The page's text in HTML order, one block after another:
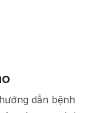
dẫn bệnh